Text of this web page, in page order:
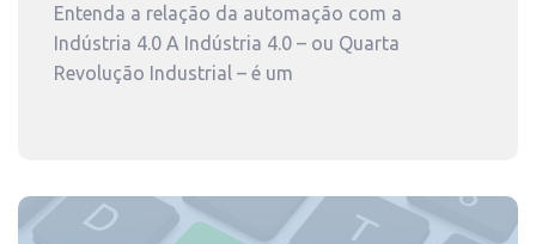
Entenda a relação da automação com a
Indústria 4.0 A Indústria 4.0 – ou Quarta
Revolução Industrial – é um